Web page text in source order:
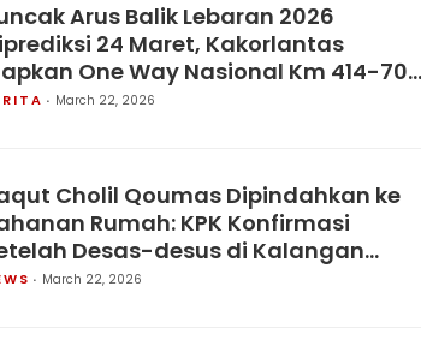
Arus Balik Lebaran 2026
24 Maret, Kakorlantas
One Way Nasional Km 414-70
Trans Jawa.
March 22, 2026
Cholil Qoumas Dipindahkan ke
Rumah: KPK Konfirmasi
Desas-desus di Kalangan
March 22, 2026